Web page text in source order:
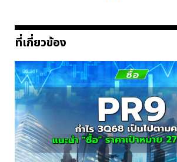
ที่เกี่ยวข้อง